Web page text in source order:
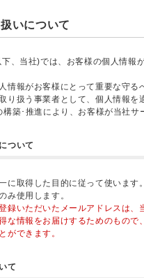
いについて
、当社)では、お客様の個人情報
情報がお客様にとって重要な守
り扱う事業者として、個人情報
構築･推進により、お客様が当社
ついて
に取得した目的に従って使いま
み使用します。
録いただいたメールアドレスは
な情報をお届けするためのもの
ができます。
て